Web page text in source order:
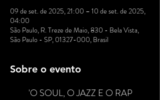
09 de set. de 2025, 21:00 – 10 de set. de 2025,
04:00
São Paulo, R. Treze de Maio, 830 - Bela Vista,
São Paulo - SP, 01327-000, Brasil
Sobre o evento
'O SOUL, O JAZZ E O RAP